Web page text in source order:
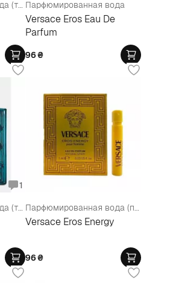
Парфюмированная вода (тестер) Парфюмированная вода
Versace Eros Eau De
Parfum
96₴
1
Парфюмированная вода (тестер) Парфюмированная вода (пробник)
Versace Eros Energy
96₴